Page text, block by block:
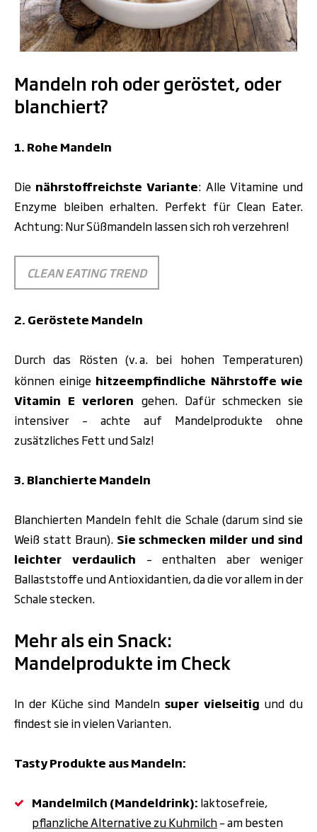
Mandeln roh oder geröstet, oder
blanchiert?
1. Rohe Mandeln
Die nährstoffreichste Variante: Alle Vitamine und
Enzyme bleiben erhalten. Perfekt für Clean Eater.
Achtung: Nur Süßmandeln lassen sich roh verzehren!
CLEAN EATING TREND
2. Geröstete Mandeln
Durch das Rösten (v.a. bei hohen Temperaturen)
können einige hitzeempfindliche Nährstoffe wie
Vitamin E verloren gehen. Dafür schmecken sie
intensiver – achte auf Mandelprodukte ohne
zusätzliches Fett und Salz!
3. Blanchierte Mandeln
Blanchierten Mandeln fehlt die Schale (darum sind sie
Weiß statt Braun). Sie schmecken milder und sind
leichter verdaulich – enthalten aber weniger
Ballaststoffe und Antioxidantien, da die vor allem in der
Schale stecken.
Mehr als ein Snack:
Mandelprodukte im Check
In der Küche sind Mandeln super vielseitig und du
findest sie in vielen Varianten.
Tasty Produkte aus Mandeln:
Mandelmilch (Mandeldrink): laktosefreie,
pflanzliche Alternative zu Kuhmilch– am besten